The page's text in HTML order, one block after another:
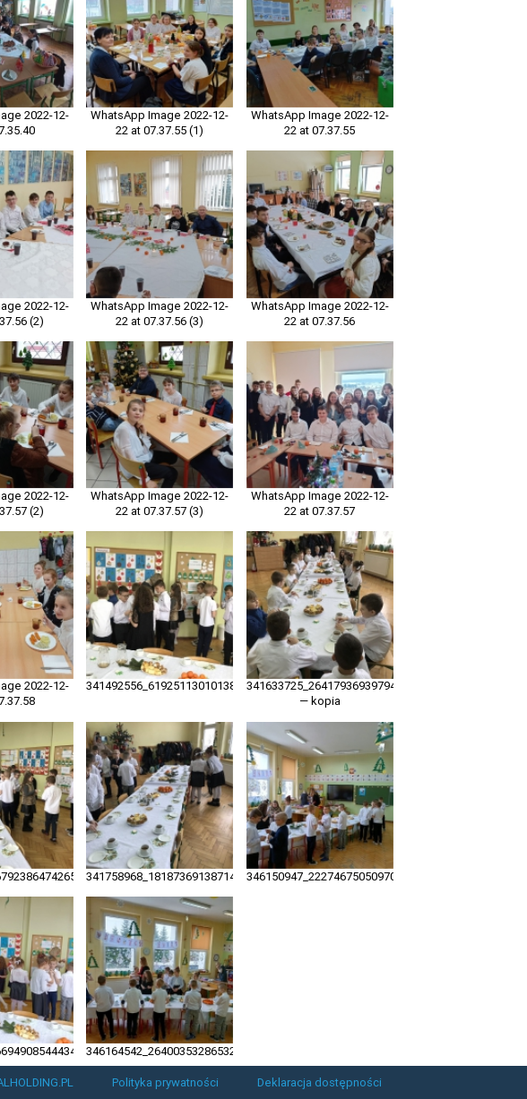
2022-12-
WhatsApp Image 2022-12-
22 at 07.37.55 (1)
WhatsApp Image 2022-12-
22 at 07.37.55
2022-12-
(2)
WhatsApp Image 2022-12-
22 at 07.37.56 (3)
WhatsApp Image 2022-12-
22 at 07.37.56
2022-12-
(2)
WhatsApp Image 2022-12-
22 at 07.37.57 (3)
WhatsApp Image 2022-12-
22 at 07.37.57
2022-12-
341492556_619251130101381_5249170625659846549_n
— kopia
341758968_181873691387149_6243501088136831739_n
346164542_264003532865326_4813375265852601577_n
Polityka prywatności Deklaracja dostępności